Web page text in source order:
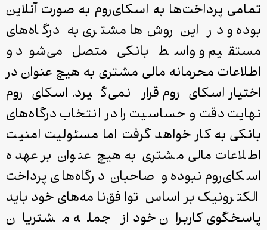
تمامی پرداخت­‌ها به اسکای‌روم به صورت آنلاین
بوده و در این روش‌ها مشتری به درگاه‌های
مستقیم و واسط بانکی متصل می‌شود و
اطلاعات محرمانه مالی مشتری به هیچ عنوان در
اختیار اسکای‌روم قرار نمی‌گیرد. اسکای‌روم
نهایت دقت و حساسیت را در انتخاب درگاه‌های
بانکی به کار خواهد گرفت اما مسئولیت امنیت
اطلاعات مالی مشتری به هیچ عنوان بر عهده
اسکای‌روم نبوده و صاحبان درگاه‌های پرداخت
الکترونیک بر اساس توافق‌نامه‌های خود باید
پاسخگوی کاربران خود از جمله مشتریان